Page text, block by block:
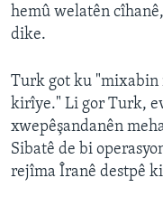
hemû welatên
dike.
Turk got ku
kirîye." Li gor Turk,
xwepêşandanên
Sibatê de bi
rejîma Îranê destpê